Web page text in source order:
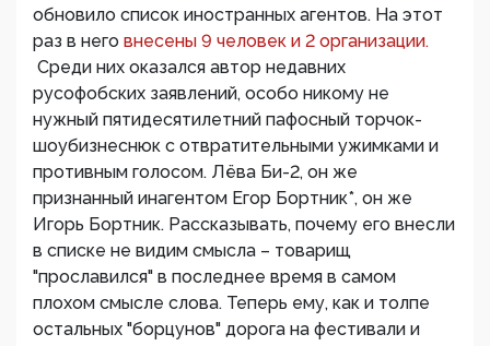
обновило список иностранных агентов. На этот
раз в него внесены 9 человек и 2 организации.
Среди них оказался автор недавних
русофобских заявлений, особо никому не
нужный пятидесятилетний пафосный торчок-
шоубизнеснюк с отвратительными ужимками и
противным голосом. Лёва Би-2, он же
признанный инагентом Егор Бортник*, он же
Игорь Бортник. Рассказывать, почему его внесли
в списке не видим смысла – товарищ
"прославился" в последнее время в самом
плохом смысле слова. Теперь ему, как и толпе
остальных "борцунов" дорога на фестивали и